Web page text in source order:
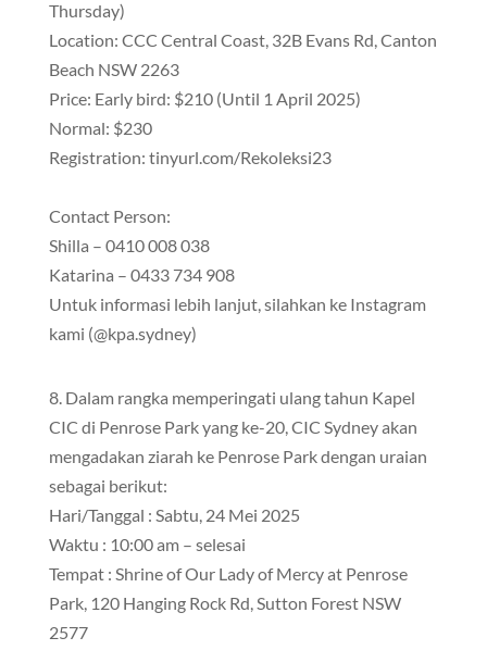
Thursday)
Location: CCC Central Coast, 32B Evans Rd, Canton
Beach NSW 2263
Price: Early bird: $210 (Until 1 April 2025)
Normal: $230
Registration: tinyurl.com/Rekoleksi23
Contact Person:
Shilla – 0410 008 038
Katarina – 0433 734 908
Untuk informasi lebih lanjut, silahkan ke Instagram
kami (@kpa.sydney)
8. Dalam rangka memperingati ulang tahun Kapel
CIC di Penrose Park yang ke-20, CIC Sydney akan
mengadakan ziarah ke Penrose Park dengan uraian
sebagai berikut:
Hari/Tanggal : Sabtu, 24 Mei 2025
Waktu : 10:00 am – selesai
Tempat : Shrine of Our Lady of Mercy at Penrose
Park, 120 Hanging Rock Rd, Sutton Forest NSW
2577